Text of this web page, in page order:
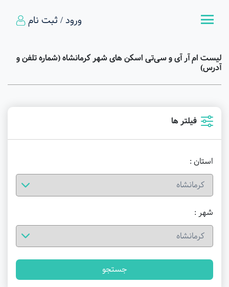
ورود / ثبت نام
لیست ام آر آی و سی‌تی اسکن های شهر کرمانشاه (شماره تلفن و
آدرس)
فیلتر ها
استان :
شهر :
جستجو